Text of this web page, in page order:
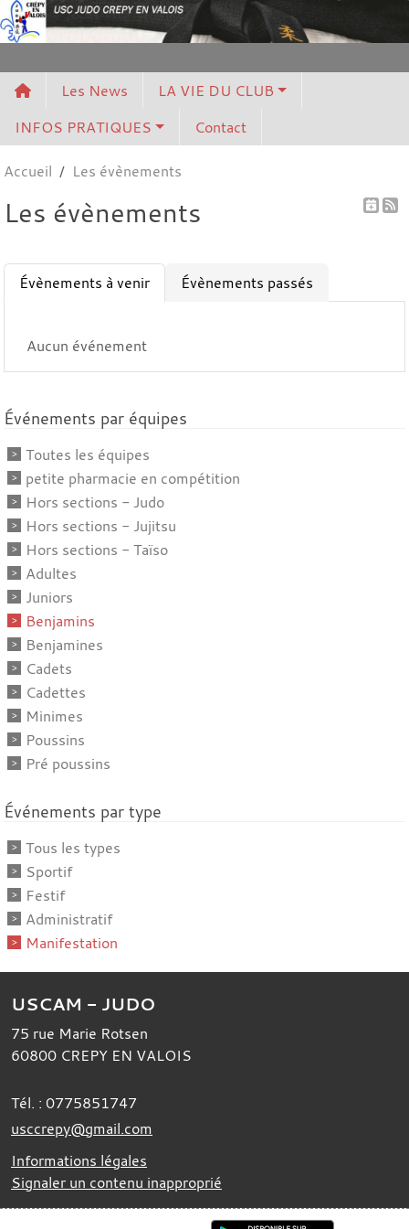
Les News
LA VIE DU CLUB
INFOS PRATIQUES
Contact
Accueil Les évènements
Les évènements
Évènements à venir Évènements passés
Aucun événement
Événements par équipes
Toutes les équipes
petite pharmacie en compétition
Hors sections - Judo
Hors sections - Jujitsu
Hors sections - Taïso
Adultes
Juniors
Benjamins
Benjamines
Cadets
Cadettes
Minimes
Poussins
Pré poussins
Événements par type
Tous les types
Sportif
Festif
Administratif
Manifestation
USCAM - JUDO
75 rue Marie Rotsen
60800 CREPY EN VALOIS
Tél. : 0775851747
usccrepy@gmail.com
Informations légales
Signaler un contenu inapproprié
Panneau de gestion des cookies